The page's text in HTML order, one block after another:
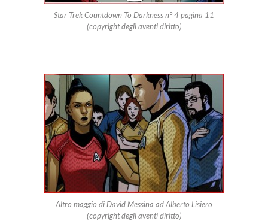
Star Trek Countdown To Darkness n° 4 pagina 11
(copyright degli aventi diritto)
Altro maggio di David Messina ad Alberto Lisiero
(copyright degli aventi diritto)